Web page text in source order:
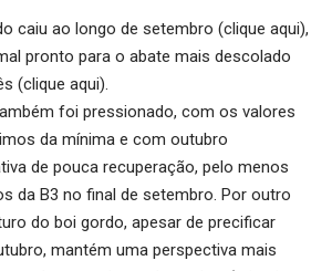
caiu ao longo de setembro (clique aqui),
pronto para o abate mais descolado
(clique aqui).
foi pressionado, com os valores
da mínima e com outubro
de pouca recuperação, pelo menos
da B3 no final de setembro. Por outro
do boi gordo, apesar de precificar
mantém uma perspectiva mais